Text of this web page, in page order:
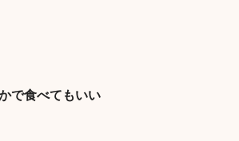
で食べてもいい